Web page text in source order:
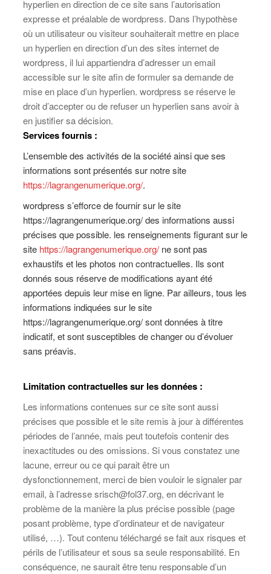
hyperlien en direction de ce site sans l’autorisation
expresse et préalable de wordpress. Dans l’hypothèse
où un utilisateur ou visiteur souhaiterait mettre en place
un hyperlien en direction d’un des sites internet de
wordpress, il lui appartiendra d’adresser un email
accessible sur le site afin de formuler sa demande de
mise en place d’un hyperlien. wordpress se réserve le
droit d’accepter ou de refuser un hyperlien sans avoir à
en justifier sa décision.
Services fournis :
L’ensemble des activités de la société ainsi que ses
informations sont présentés sur notre site
https://lagrangenumerique.org/.
wordpress s’efforce de fournir sur le site
https://lagrangenumerique.org/ des informations aussi
précises que possible. les renseignements figurant sur le
site https://lagrangenumerique.org/ne sont pas
exhaustifs et les photos non contractuelles. Ils sont
donnés sous réserve de modifications ayant été
apportées depuis leur mise en ligne. Par ailleurs, tous les
informations indiquées sur le site
https://lagrangenumerique.org/ sont données à titre
indicatif, et sont susceptibles de changer ou d’évoluer
sans préavis.
Limitation contractuelles sur les données :
Les informations contenues sur ce site sont aussi
précises que possible et le site remis à jour à différentes
périodes de l’année, mais peut toutefois contenir des
inexactitudes ou des omissions. Si vous constatez une
lacune, erreur ou ce qui parait être un
dysfonctionnement, merci de bien vouloir le signaler par
email, à l’adresse srisch@fol37.org, en décrivant le
problème de la manière la plus précise possible (page
posant problème, type d’ordinateur et de navigateur
utilisé, …). Tout contenu téléchargé se fait aux risques et
périls de l’utilisateur et sous sa seule responsabilité. En
conséquence, ne saurait être tenu responsable d’un